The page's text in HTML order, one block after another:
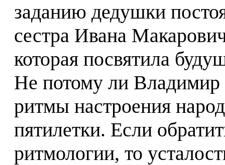
заданию дедушки
сестра Ивана
которая посвятила
Не потому ли
ритмы настроения
пятилетки. Если
ритмологии, то